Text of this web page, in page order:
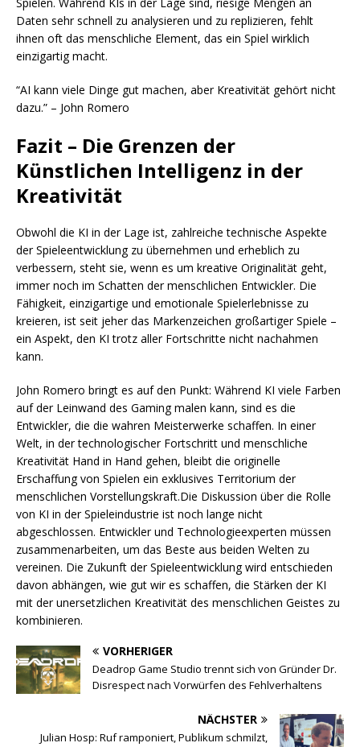
Daten sehr schnell zu analysieren und zu replizieren, fehlt
ihnen oft das menschliche Element, das ein Spiel wirklich
einzigartig macht.
“AI kann viele Dinge gut machen, aber Kreativität gehört nicht
dazu.” – John Romero
Fazit – Die Grenzen der
Künstlichen Intelligenz in der
Kreativität
Obwohl die KI in der Lage ist, zahlreiche technische Aspekte
der Spieleentwicklung zu übernehmen und erheblich zu
verbessern, steht sie, wenn es um kreative Originalität geht,
immer noch im Schatten der menschlichen Entwickler. Die
Fähigkeit, einzigartige und emotionale Spielerlebnisse zu
kreieren, ist seit jeher das Markenzeichen großartiger Spiele –
ein Aspekt, den KI trotz aller Fortschritte nicht nachahmen
kann.
John Romero bringt es auf den Punkt: Während KI viele Farben
auf der Leinwand des Gaming malen kann, sind es die
Entwickler, die die wahren Meisterwerke schaffen. In einer
Welt, in der technologischer Fortschritt und menschliche
Kreativität Hand in Hand gehen, bleibt die originelle
Erschaffung von Spielen ein exklusives Territorium der
menschlichen Vorstellungskraft.Die Diskussion über die Rolle
von KI in der Spieleindustrie ist noch lange nicht
abgeschlossen. Entwickler und Technologieexperten müssen
zusammenarbeiten, um das Beste aus beiden Welten zu
vereinen. Die Zukunft der Spieleentwicklung wird entschieden
davon abhängen, wie gut wir es schaffen, die Stärken der KI
mit der unersetzlichen Kreativität des menschlichen Geistes zu
kombinieren.
VORHERIGER
Deadrop Game Studio trennt sich von Gründer Dr.
Disrespect nach Vorwürfen des Fehlverhaltens
NÄCHSTER
Julian Hosp: Ruf ramponiert, Publikum schmilzt,